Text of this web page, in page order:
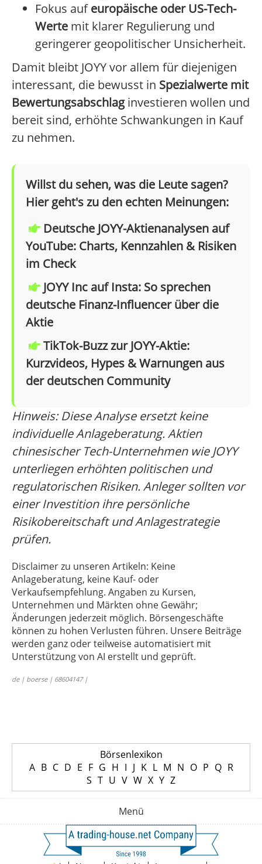
Fokus aufeuropäische oder US-Tech-
Werte mit klarer Regulierung und
geringerer geopolitischer Unsicherheit.
Damit bleibt JOYY vor allem für diejenigen
interessant, die bewusst in Spezialwerte mit
Bewertungsabschlaginvestieren wollen und
bereit sind, erhöhte Schwankungen in Kauf
zu nehmen.
Willst du sehen, was die Leute sagen?
Hier geht's zu den echten Meinungen:
Deutsche JOYY-Aktienanalysen auf
YouTube: Charts, Kennzahlen & Risiken
im Check
JOYY Inc auf Insta: So sprechen
deutsche Finanz-Influencer über die
Aktie
TikTok-Buzz zur JOYY-Aktie:
Kurzvideos, Hypes & Warnungen aus
der deutschen Community
Hinweis: Diese Analyse ersetzt keine
individuelle Anlageberatung. Aktien
chinesischer Tech-Unternehmen wie JOYY
unterliegen erhöhten politischen und
regulatorischen Risiken. Anleger sollten vor
einer Investition ihre persönliche
Risikobereitschaft und Anlagestrategie
prüfen.
Disclaimer zu unseren Artikeln: Keine
Anlageberatung, keine Kauf- oder
Verkaufsempfehlung. Angaben zu Kursen,
Unternehmen und Märkten ohne Gewähr;
Änderungen jederzeit möglich. Börsengeschäfte
können zu hohen Verlusten führen. Unsere Beiträge
werden ganz oder teilweise automatisiert mit
Unterstützung von AI erstellt und geprüft.
de | boerse | 68604147 |
Börsenlexikon
A B C D E F G H I J K L M N O P Q R
S T U V W X Y Z
Menü